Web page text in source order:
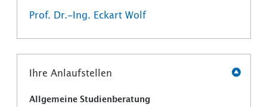
Prof. Dr.-Ing. Eckart Wolf
Ihre Anlaufstellen
Allgemeine Studienberatung